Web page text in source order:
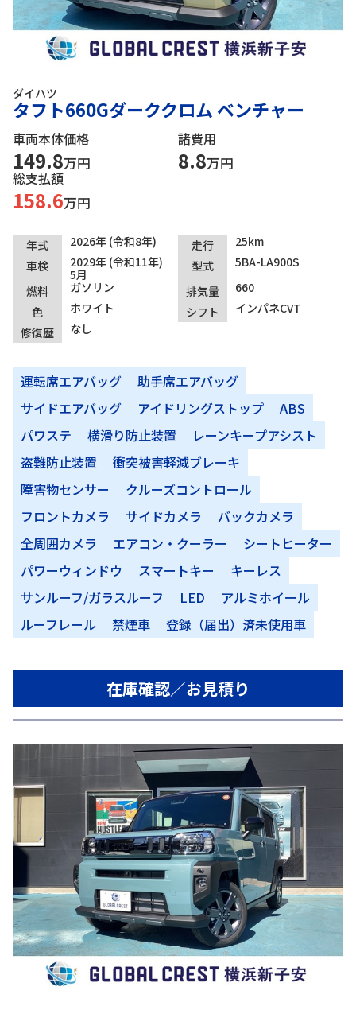
ダイハツ
タフト660Gダーククロム ベンチャー
車両本体価格
149.8万円
諸費用
8.8万円
総支払額
158.6万円
年式 2026年 (令和8年) 走行
25km
車検
2029年 (令和11年)
5月
型式
5BA-LA900S
燃料
ガソリン 排気量
660
色
ホワイト シフト
インパネCVT
修復歴
なし
運転席エアバッグ
助手席エアバッグ
サイドエアバッグ
アイドリングストップ
ABS
パワステ
横滑り防止装置
レーンキープアシスト
盗難防止装置
衝突被害軽減ブレーキ
障害物センサー
クルーズコントロール
フロントカメラ
サイドカメラ
バックカメラ
全周囲カメラ
エアコン・クーラー
シートヒーター
パワーウィンドウ
スマートキー
キーレス
サンルーフ/ガラスルーフ
LED
アルミホイール
ルーフレール
禁煙車 登録（届出）済未使用車
在庫確認／お見積り